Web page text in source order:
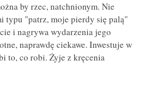
by rzec, natchnionym. Nie
typu "patrz, moje pierdy się palą"
i nagrywa wydarzenia jego
naprawdę ciekawe. Inwestuje w
to, co robi. Żyje z kręcenia